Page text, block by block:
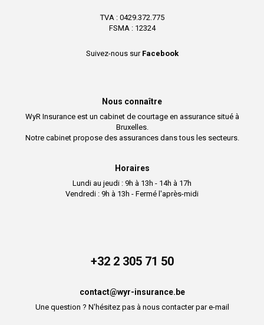
TVA : 0429.372.775
FSMA : 12324
Suivez-nous sur Facebook
Nous connaître
WyR Insurance est un cabinet de courtage en assurance situé à
Bruxelles.
Notre cabinet propose des assurances dans tous les secteurs.
Horaires
Lundi au jeudi : 9h à 13h - 14h à 17h
Vendredi : 9h à 13h - Fermé l'après-midi
+32 2 305 71 50
contact@wyr-insurance.be
Une question ? N'hésitez pas à nous contacter par e-mail